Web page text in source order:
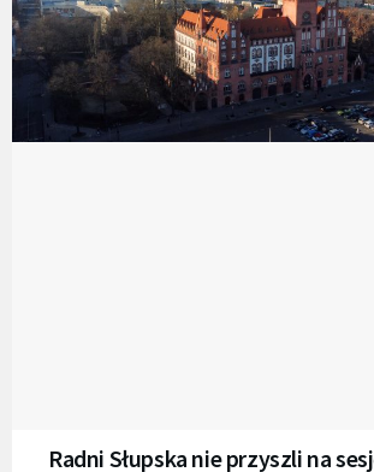
Radni Słupska nie przyszli na